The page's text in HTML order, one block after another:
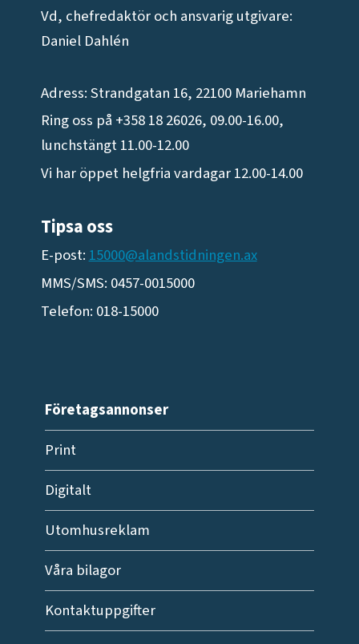
Vd, chefredaktör och ansvarig utgivare:
Daniel Dahlén
Adress: Strandgatan 16, 22100 Mariehamn
Ring oss på +358 18 26026, 09.00-16.00,
lunchstängt 11.00-12.00
Vi har öppet helgfria vardagar 12.00-14.00
Tipsa oss
E-post:15000@alandstidningen.ax
MMS/SMS: 0457-0015000
Telefon: 018-15000
Företagsannonser
Print
Digitalt
Utomhusreklam
Våra bilagor
Kontaktuppgifter